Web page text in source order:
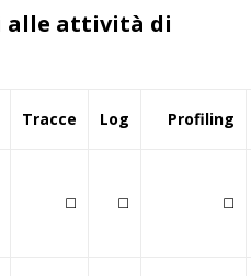
alle attività di
Tracce Log Profiling
◻️ ◻️ ◻️